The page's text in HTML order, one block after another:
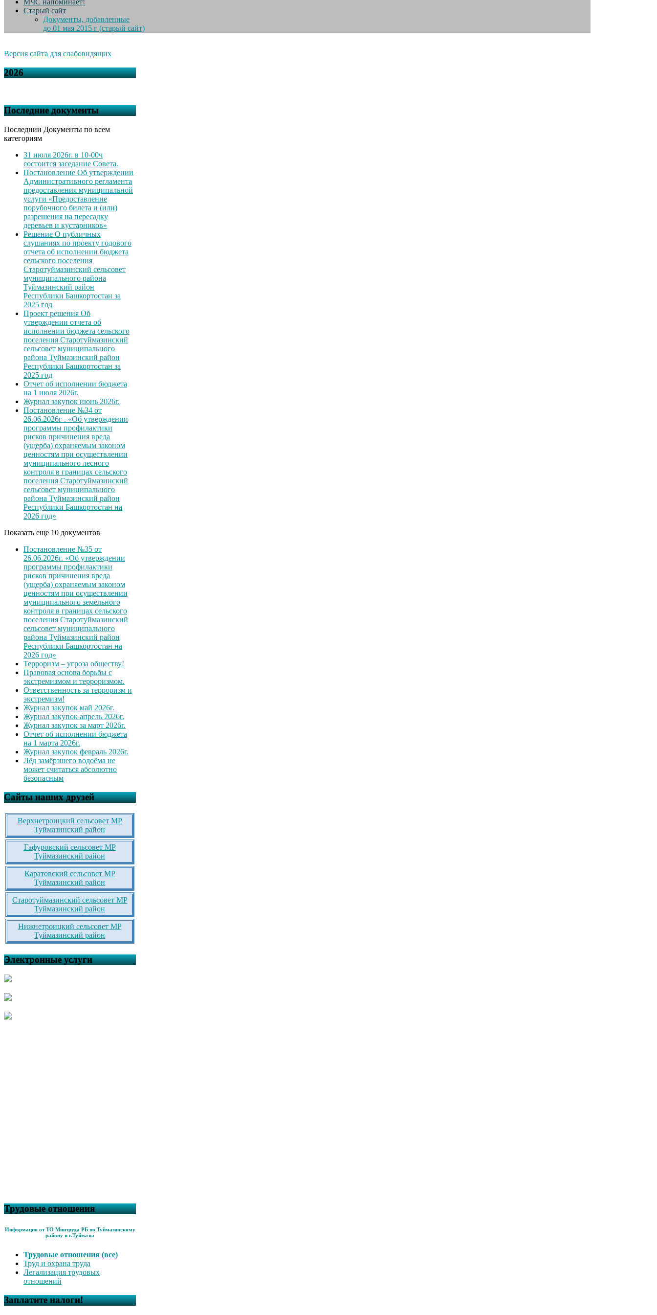
МЧС напоминает!
Старый сайт
Документы, добавленные
до 01 мая 2015 г (старый сайт)
Версия сайта для слабовидящих
2026
Последние документы
Последнии Документы по всем
категориям
31 июля 2026г. в 10-00ч
состоится заседание Совета.
Постановление Об утверждении
Административного регламента
предоставления муниципальной
услуги «Предоставление
порубочного билета и (или)
разрешения на пересадку
деревьев и кустарников»
Решение О публичных
слушаниях по проекту годового
отчета об исполнении бюджета
сельского поселения
Старотуймазинский сельсовет
муниципального района
Туймазинский район
Республики Башкортостан за
2025 год
Проект решения Об
утверждении отчета об
исполнении бюджета сельского
поселения Старотуймазинский
сельсовет муниципального
района Туймазинский район
Республики Башкортостан за
2025 год
Отчет об исполнении бюджета
на 1 июля 2026г.
Журнал закупок июнь 2026г.
Постановление №34 от
26.06.2026г . «Об утверждении
программы профилактики
рисков причинения вреда
(ущерба) охраняемым законом
ценностям при осуществлении
муниципального лесного
контроля в границах сельского
поселения Старотуймазинский
сельсовет муниципального
района Туймазинский район
Республики Башкортостан на
2026 год»
Показать еще 10 документов
Постановление №35 от
26.06.2026г. «Об утверждении
программы профилактики
рисков причинения вреда
(ущерба) охраняемым законом
ценностям при осуществлении
муниципального земельного
контроля в границах сельского
поселения Старотуймазинский
сельсовет муниципального
района Туймазинский район
Республики Башкортостан на
2026 год»
Терроризм – угроза обществу!
Правовая основа борьбы с
экстремизмом и терроризмом.
Ответственность за терроризм и
экстремизм!
Журнал закупок май 2026г.
Журнал закупок апрель 2026г.
Журнал закупок за март 2026г.
Отчет об исполнении бюджета
на 1 марта 2026г.
Журнал закупок февраль 2026г.
Лёд замёрзшего водоёма не
может считаться абсолютно
безопасным
Сайты наших друзей
Верхнетроицкий сельсовет МР
Туймазинский район
Гафуровский сельсовет МР
Туймазинский район
Каратовский сельсовет МР
Туймазинский район
Старотуймазинский сельсовет МР
Туймазинский район
Нижнетроицкий сельсовет МР
Туймазинский район
Электронные услуги
Трудовые отношения
Информация от ТО Минтруда РБ по Туймазинскому
району и г.Туймазы
Трудовые отношения (все)
Труд и охрана труда
Легализация трудовых
отношений
Заплатите налоги!